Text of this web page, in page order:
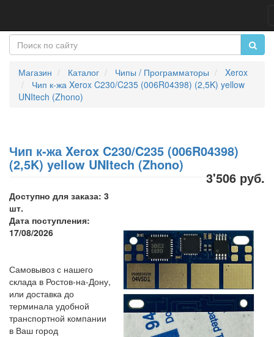
Магазин Каталог Чипы / Программаторы
Xerox
Чип к-жа Xerox C230/C235 (006R04398) (2,5K) yellow
UNItech (Zhono)
Чип к-жа Xerox C230/C235 (006R04398)
(2,5K) yellow UNItech (Zhono)
3'506 руб.
Доступно для заказа: 3
шт.
Дата поступления:
17/08/2026
Самовывоз с нашего
склада в Ростов-на-Дону,
или доставка до
терминала удобной
транспортной компании
в Ваш город